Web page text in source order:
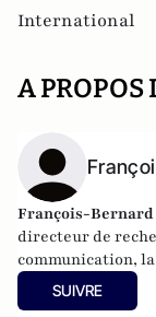
International
A PROPOS
François-Bernard
directeur de
communication,
économique,
idéologique » (le
SUIVRE